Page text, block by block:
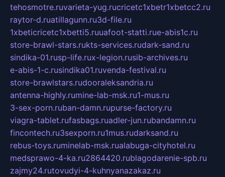
tehosmotre.ruvarieta-yug.rucricetc1xbetr1xbetcc2.ru
raytor-d.ruatillagunn.ru3d-file.ru
1xbeticricetc1xbetti5.ruuafoot-statti.rue-abis1c.ru
store-brawl-stars.rukts-services.rudark-sand.ru
sindika-01.rusp-life.rux-legion.rusib-archives.ru
e-abis-1-c.rusindika01.ruvenda-festival.ru
store-brawlstars.rudooraleksandria.ru
antenna-highly.rumine-lab-msk.ru1-mus.ru
3-sex-porn.ruban-damn.rupurse-factory.ru
viagra-tablet.rufasbags.ruadler-jun.rubandamn.ru
fincontech.ru3sexporn.ru1mus.rudarksand.ru
rebus-toys.ruminelab-msk.rualabuga-cityhotel.ru
medsprawo-4-ka.ru2864420.rublagodarenie-spb.ru
zajmy24.rutovudyi-4-kuhnyanazakaz.ru